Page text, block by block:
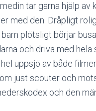
tar gärna hjälp av
med den. Dråpligt
plötsligt börjar
och driva med
uppsjö av både
just scouter och
och den